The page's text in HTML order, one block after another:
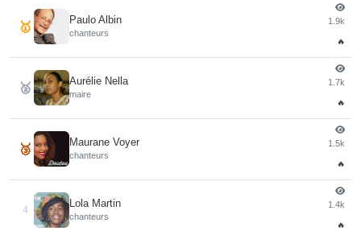
🥇 Paulo Albin
chanteurs
1.9k
🔥
🥈 Aurélie Nella
maire
1.7k
🔥
🥉 Maurane Voyer
chanteurs
1.5k
🔥
4
Lola Martin
chanteurs
1.4k
🔥